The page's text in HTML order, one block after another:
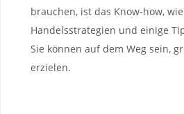
brauchen, ist das Know-how,
Handelsstrategien und einige
Sie können auf dem Weg sein,
erzielen.